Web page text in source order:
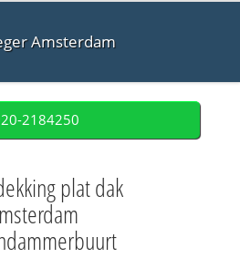
Amsterdam
2184250
plat dak